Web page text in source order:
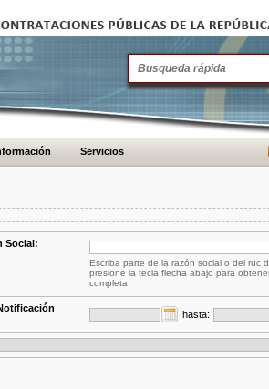
Servicios
Social:
Escriba parte de la razón social o del ruc
presione la tecla flecha abajo para
completa
hasta: